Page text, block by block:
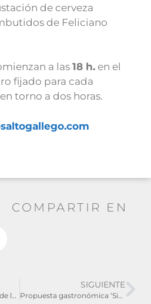
de cerveza
de Feliciano
a las 18 h. en el
fijado para cada
torno a dos horas.
COMPARTIR EN
Comienza la 35ª edición de la Feria del Jamón de Teruel
SIGUIENTE
Propuesta gastronómica ‘Sierra de Albarracín, me apetece’, ¿te apuntas?